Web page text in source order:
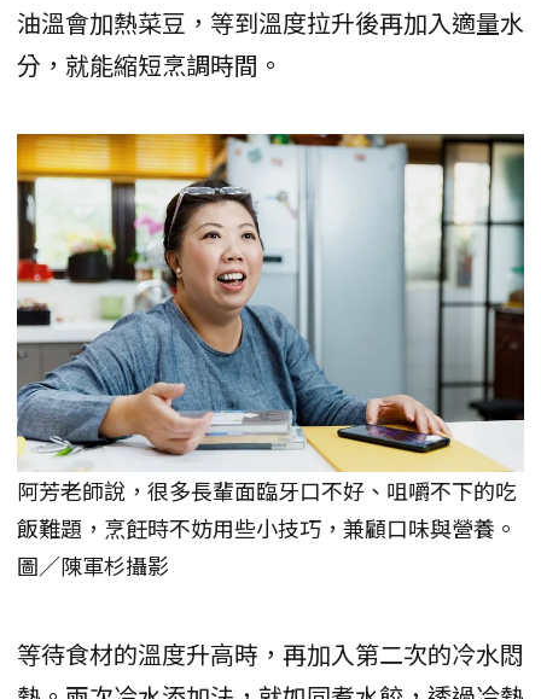
油溫會加熱菜豆，等到溫度拉升後再加入適量水
分，就能縮短烹調時間。
阿芳老師說，很多長輩面臨牙口不好、咀嚼不下的吃
飯難題，烹飪時不妨用些小技巧，兼顧口味與營養。
圖／陳軍杉攝影
等待食材的溫度升高時，再加入第二次的冷水悶